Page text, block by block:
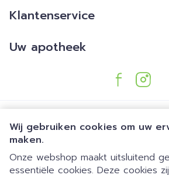
Wij gebruiken cookies om uw
maken.
Onze webshop maakt uitsluitend
essentiële cookies. Deze cookies
Klantenservice
Uw apotheek